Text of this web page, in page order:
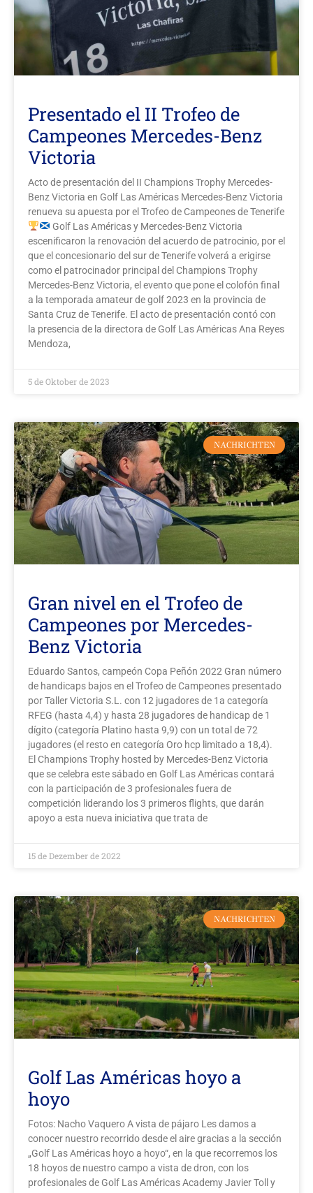
Presentado el II Trofeo de
Campeones Mercedes-Benz
Victoria
Acto de presentación del II Champions Trophy Mercedes-
Benz Victoria en Golf Las Américas Mercedes-Benz Victoria
renueva su apuesta por el Trofeo de Campeones de Tenerife
Golf Las Américas y Mercedes-Benz Victoria
escenificaron la renovación del acuerdo de patrocinio, por el
que el concesionario del sur de Tenerife volverá a erigirse
como el patrocinador principal del Champions Trophy
Mercedes-Benz Victoria, el evento que pone el colofón final
a la temporada amateur de golf 2023 en la provincia de
Santa Cruz de Tenerife. El acto de presentación contó con
la presencia de la directora de Golf Las Américas Ana Reyes
Mendoza,
5 de Oktober de 2023
NACHRICHTEN
Gran nivel en el Trofeo de
Campeones por Mercedes-
Benz Victoria
Eduardo Santos, campeón Copa Peñón 2022 Gran número
de handicaps bajos en el Trofeo de Campeones presentado
por Taller Victoria S.L. con 12 jugadores de 1a categoría
RFEG (hasta 4,4) y hasta 28 jugadores de handicap de 1
dígito (categoría Platino hasta 9,9) con un total de 72
jugadores (el resto en categoría Oro hcp limitado a 18,4).
El Champions Trophy hosted by Mercedes-Benz Victoria
que se celebra este sábado en Golf Las Américas contará
con la participación de 3 profesionales fuera de
competición liderando los 3 primeros flights, que darán
apoyo a esta nueva iniciativa que trata de
15 de Dezember de 2022
NACHRICHTEN
Golf Las Américas hoyo a
hoyo
Fotos: Nacho Vaquero A vista de pájaro Les damos a
conocer nuestro recorrido desde el aire gracias a la sección
„Golf Las Américas hoyo a hoyo“, en la que recorremos los
18 hoyos de nuestro campo a vista de dron, con los
profesionales de Golf Las Américas Academy Javier Toll y